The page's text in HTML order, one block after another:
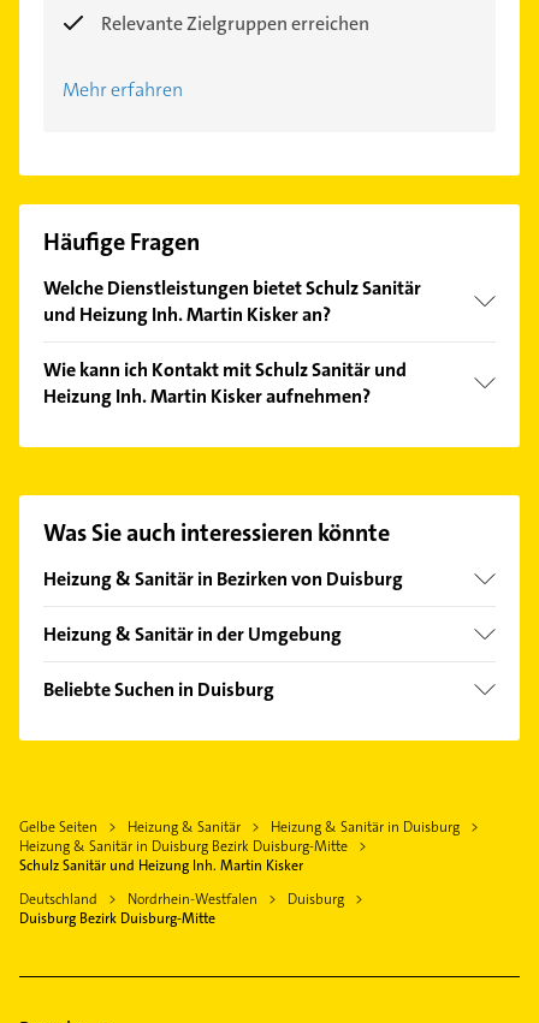
Relevante Zielgruppen erreichen
Mehr erfahren
Häufige Fragen
Welche Dienstleistungen bietet Schulz Sanitär
und Heizung Inh. Martin Kisker an?
Heizungseinbau und Internetshopping.
Wie kann ich Kontakt mit Schulz Sanitär und
Heizung Inh. Martin Kisker aufnehmen?
auswählen. Hier finden Sie alleKontaktdaten
Was Sie auch interessieren könnte
Heizung & Sanitär in Bezirken von Duisburg
Bezirk Duisburg-Süd
Bezirk Homberg
Heizung & Sanitär in der Umgebung
Oberhausen Rheinland
Moers
Essen
Ratingen
Kamp-Lintfort
Voerde (Niederrhein)
Beliebte Suchen in Duisburg
Fenster
Kanalreinigung
Kammerjäger
Schreiner
Gelbe Seiten Heizung & Sanitär
Heizung & Sanitär in Duisburg
Heizung & Sanitär in Duisburg Bezirk Duisburg-Mitte
Schulz Sanitär und Heizung Inh. Martin Kisker
Deutschland
Nordrhein-Westfalen
Duisburg
Duisburg Bezirk Duisburg-Mitte